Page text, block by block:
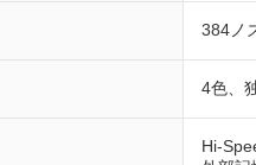
384ノ
4色、
Hi-